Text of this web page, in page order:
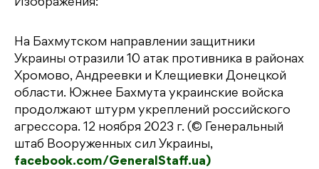
Изображения:
На Бахмутском направлении защитники
Украины отразили 10 атак противника в районах
Хромово, Андреевки и Клещиевки Донецкой
области. Южнее Бахмута украинские войска
продолжают штурм укреплений российского
агрессора. 12 ноября 2023 г. (© Генеральный
штаб Вооруженных сил Украины,
facebook.com/GeneralStaff.ua)